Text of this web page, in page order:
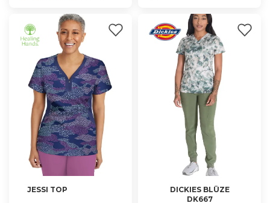
JESSI TOP
DICKIES BLŪZE
DK667